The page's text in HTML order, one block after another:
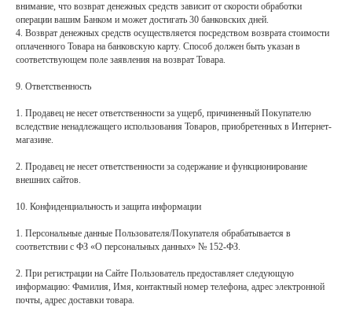
внимание, что возврат денежных средств зависит от скорости обработки
операции вашим Банком и может достигать 30 банковских дней.
4. Возврат денежных средств осуществляется посредством возврата стоимости
оплаченного Товара на банковскую карту. Способ должен быть указан в
соответствующем поле заявления на возврат Товара.
9. Ответственность
1. Продавец не несет ответственности за ущерб, причиненный Покупателю
вследствие ненадлежащего использования Товаров, приобретенных в Интернет-
магазине.
2. Продавец не несет ответственности за содержание и функционирование
внешних сайтов.
10. Конфиденциальность и защита информации
1. Персональные данные Пользователя/Покупателя обрабатывается в
соответствии с ФЗ «О персональных данных» № 152-ФЗ.
2. При регистрации на Сайте Пользователь предоставляет следующую
информацию: Фамилия, Имя, контактный номер телефона, адрес электронной
почты, адрес доставки товара.